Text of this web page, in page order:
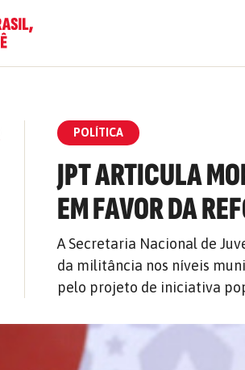
POLÍTICA
JPT ARTICULA
EM FAVOR DA
A Secretaria Nacional de
da militância nos níveis
pelo projeto de iniciativa